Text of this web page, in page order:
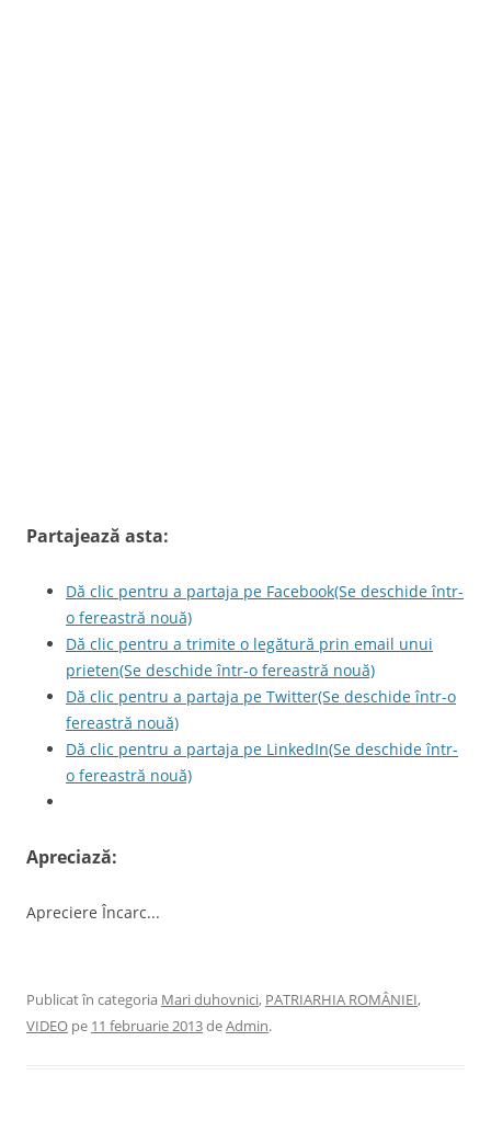
Partajează asta:
Dă clic pentru a partaja pe Facebook(Se deschide într-
o fereastră nouă)
Dă clic pentru a trimite o legătură prin email unui
prieten(Se deschide într-o fereastră nouă)
Dă clic pentru a partaja pe Twitter(Se deschide într-o
fereastră nouă)
Dă clic pentru a partaja pe LinkedIn(Se deschide într-
o fereastră nouă)
Apreciază:
Apreciere Încarc...
Publicat în categoria Mari duhovnici, PATRIARHIA ROMÂNIEI,
VIDEO pe 11 februarie 2013deAdmin.